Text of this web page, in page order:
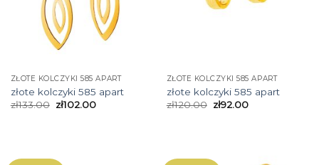
ZŁOTE KOLCZYKI 585 APART
złote kolczyki 585 apart
zł133.00 zł102.00
ZŁOTE KOLCZYKI 585 APART
złote kolczyki 585 apart
zł120.00 zł92.00